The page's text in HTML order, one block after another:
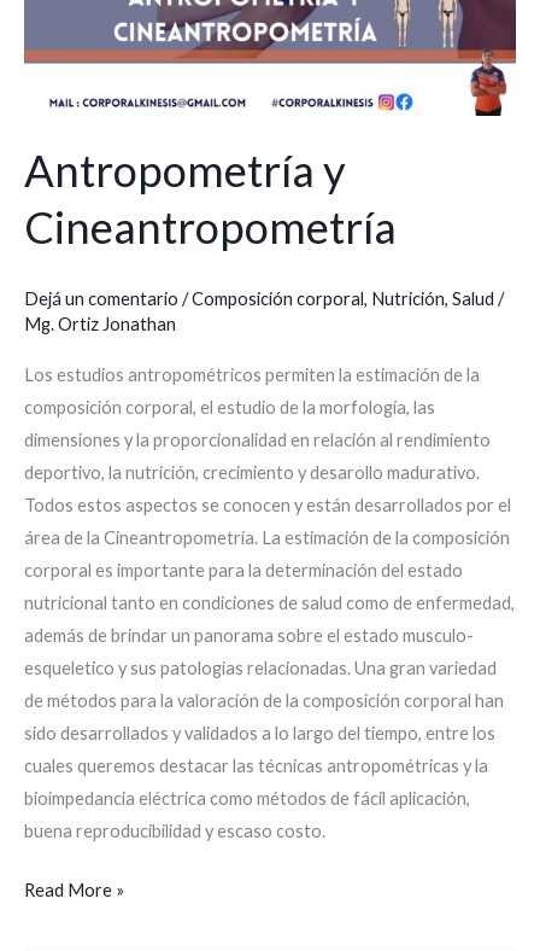
Antropometría y
Cineantropometría
Dejá un comentario /Composición corporal, Nutrición, Salud /
Mg. Ortiz Jonathan
Los estudios antropométricos permiten la estimación de la
composición corporal, el estudio de la morfología, las
dimensiones y la proporcionalidad en relación al rendimiento
deportivo, la nutrición, crecimiento y desarollo madurativo.
Todos estos aspectos se conocen y están desarrollados por el
área de la Cineantropometría. La estimación de la composición
corporal es importante para la determinación del estado
nutricional tanto en condiciones de salud como de enfermedad,
además de brindar un panorama sobre el estado musculo-
esqueletico y sus patologias relacionadas. Una gran variedad
de métodos para la valoración de la composición corporal han
sido desarrollados y validados a lo largo del tiempo, entre los
cuales queremos destacar las técnicas antropométricas y la
bioimpedancia eléctrica como métodos de fácil aplicación,
buena reproducibilidad y escaso costo.
Read More »